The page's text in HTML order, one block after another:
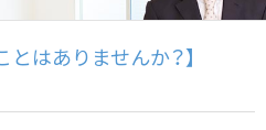
はありませんか？】